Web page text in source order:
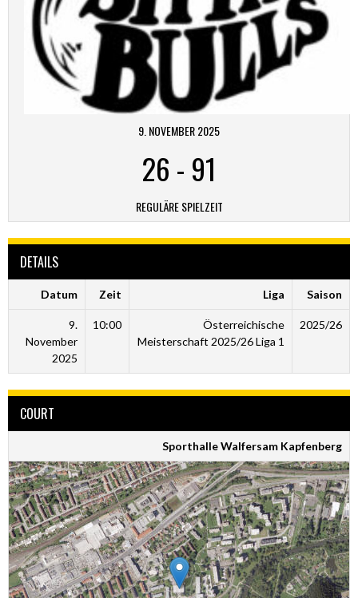
9. NOVEMBER 2025
26 - 91
REGULÄRE SPIELZEIT
DETAILS
Datum Zeit Liga Saison
9.
November
2025
10:00
Österreichische
Meisterschaft 2025/26 Liga 1
2025/26
COURT
Sporthalle Walfersam Kapfenberg